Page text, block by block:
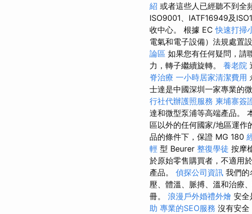
紹 或者這些人已經聽不到全
ISO9001、IATF16949及
收中心。 根據 EC快速打掃
電氣和電子設備）法規處置
論區 如果您有任何疑問，請
力，轉子繼續旋轉。 養老院
脊治療 一小時居家清潔費用
士達是中國深圳一家專業的
行社代辦護照服務 柬埔寨簽
達和微型泵浦等高端產品。
區以外的任何國家/地區運作
品的條件下，保證 MG 180
輕 型 Beurer 整復學徒 按摩
於原始零售購買者，不適用
產品。 偵探公司資訊 我們的
壓、體溫、脈搏、溫和治療
冊。 浪漫戶外婚禮外燴 安全
助 專業的SEO服務 沒有安全